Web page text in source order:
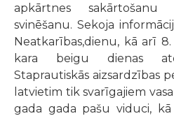
apkārtnes
svinēšanu. Sekoja
Neatkarības,dienu, kā arī
kara beigu dienas
Staprautiskās aizsardzības
latvietim tik svarīgajiem
gada gada pašu viduci,